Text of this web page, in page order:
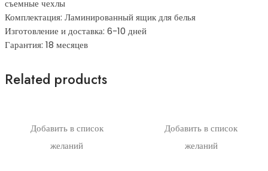
съемные чехлы
Комплектация: Ламинированный ящик для белья
Изготовление и доставка: 6-10 дней
Гарантия: 18 месяцев
Related products
Добавить в список
желаний
Добавить в список
желаний